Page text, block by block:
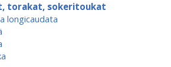
torakat, sokeritoukat
longicaudata